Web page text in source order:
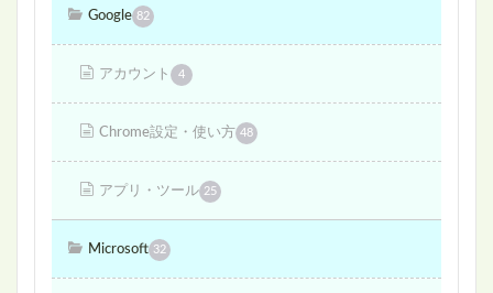
Google 82
アカウント 4
Chrome設定・使い方 48
アプリ・ツール 25
Microsoft 32